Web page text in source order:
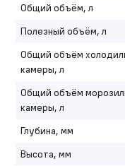
Общий объём, л
Полезный объём, л
Общий объём
камеры, л
Общий объём
камеры, л
Глубина, мм
Высота, мм